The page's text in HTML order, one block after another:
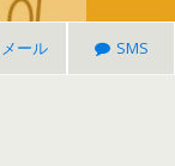
メール SMS